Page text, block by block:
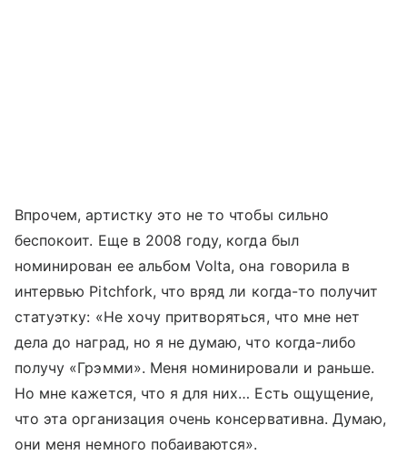
Впрочем, артистку это не то чтобы сильно
беспокоит. Еще в 2008 году, когда был
номинирован ее альбом Volta, она говорила в
интервью Pitchfork, что вряд ли когда-то получит
статуэтку: «Не хочу притворяться, что мне нет
дела до наград, но я не думаю, что когда-либо
получу «Грэмми». Меня номинировали и раньше.
Но мне кажется, что я для них… Есть ощущение,
что эта организация очень консервативна. Думаю,
они меня немного побаиваются».